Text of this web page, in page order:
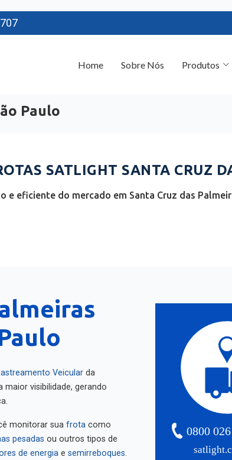
Paulo
SATLIGHT SANTA CRUZ
e eficiente do mercado em Santa Cruz das
Veicular
da
maior visibilidade, gerando
monitorar sua frota
pesadas
ou outros tipos de
de energia semirreboques
0800